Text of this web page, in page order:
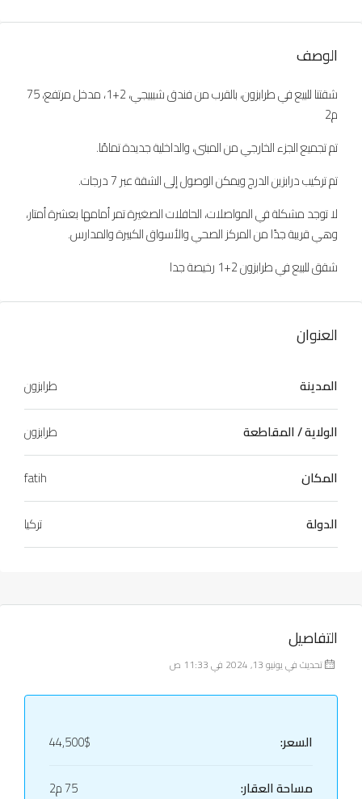
الوصف
شقتنا للبيع في طرابزون، بالقرب من فندق شيبيجي، 2+1، مدخل مرتفع، 75
م2
تم تجميع الجزء الخارجي من المبنى، والداخلية جديدة تمامًا.
تم تركيب درابزين الدرج ويمكن الوصول إلى الشقة عبر 7 درجات.
لا توجد مشكلة في المواصلات، الحافلات الصغيرة تمر أمامها بعشرة أمتار،
وهي قريبة جدًا من المركز الصحي والأسواق الكبيرة والمدارس.
شقق للبيع في طرابزون 2+1 رخيصة جدا
العنوان
المدينة
طرابزون
الولاية / المقاطعة
طرابزون
المكان
fatih
الدولة
تركيا
التفاصيل
تحديث في يونيو 13, 2024 في 11:33 ص
السعر:
44,500$
مساحة العقار:
75 م2